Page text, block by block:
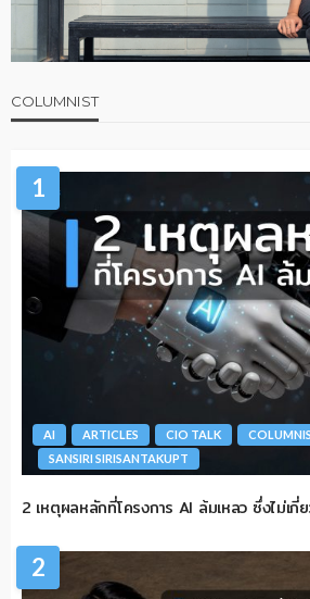
COLUMNIST
1
AI ARTICLES CIO TALK
SANSIRI SIRISANTAKUPT
2 เหตุผลหลักที่โครงการ AI ล้มเหลว ซึ่งไม่เกี่
2